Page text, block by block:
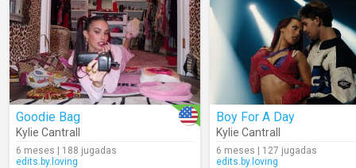
Goodie Bag
Kylie Cantrall
6 meses | 188 jugadas
edits.by.loving
Boy For A Day
Kylie Cantrall
6 meses | 127 jugadas
edits.by.loving